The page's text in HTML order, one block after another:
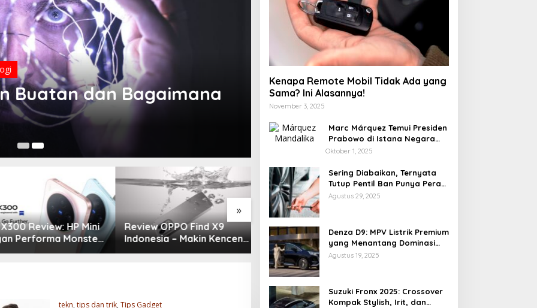
dan Bagaimana
Gadget,Teknologi
Laptop Lemot: Saatnya Naik
Bertahan?
Oktober 21, 2025
»
Review: HP Mini
Performa Monster
Review OPPO Find X9
Indonesia – Makin Kenceng,
Redmi Pad 2 Pro: Tablet
Premium Terjangkau
dengan Snapdragon 7S
Gen 4 dan Layar 12,1 Inci
120Hz
POCO X8 Pro Resmi Hadir
di Indonesia 2026: Masih
tekn, tips dan trik, Tips Gadget
Kenapa Remote Mobil Tidak Ada yang
Sama? Ini Alasannya!
November 3, 2025
Marc Márquez Temui Presiden
Prabowo di Istana Negara
Jelang MotoGP Mandalika
Oktober 1, 2025
Sering Diabaikan, Ternyata
Tutup Pentil Ban Punya Peran
Vital yang Mengejutkan
Agustus 29, 2025
Denza D9: MPV Listrik Premium
yang Menantang Dominasi
Toyota Alphard
Agustus 19, 2025
Suzuki Fronx 2025: Crossover
Kompak Stylish, Irit, dan